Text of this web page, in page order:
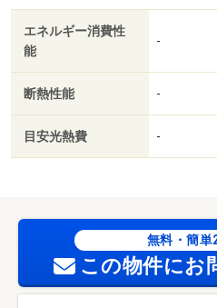
エネルギー消費性
能
-
断熱性能 -
目安光熱費 -
無料・簡単
この物件にお